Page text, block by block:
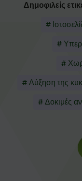
Δημοφιλείς
#
#
#
# Αύξηση της
# Δοκιμές